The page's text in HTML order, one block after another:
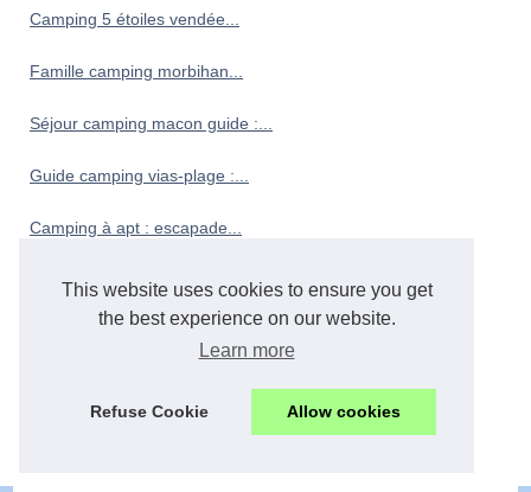
This website uses cookies to ensure you get
the best experience on our website.
Learn more
Refuse Cookie Allow cookies
Camping 5 étoiles vendée...
Famille camping morbihan...
Séjour camping macon guide :...
Guide camping vias-plage :...
Camping à apt : escapade...
Les meilleurs campings avec...
Boyardville : une destination...